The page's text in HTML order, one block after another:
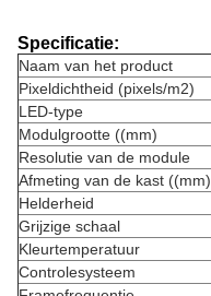
Specificatie:
Naam van het product
Pixeldichtheid (pixels/m2)
LED-type
Modulgrootte ((mm)
Resolutie van de module
Afmeting van de kast ((mm)
Helderheid
Grijzige schaal
Kleurtemperatuur
Controlesysteem